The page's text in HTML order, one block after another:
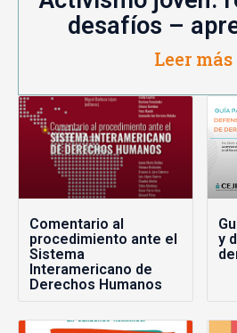
Comentario al
procedimiento ante el
Sistema
Interamericano de
Derechos Humanos
y
desafíos –
Leer más